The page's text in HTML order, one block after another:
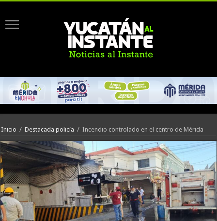
Inicio / Destacada policía / Incendio controlado en el centro de Mérida